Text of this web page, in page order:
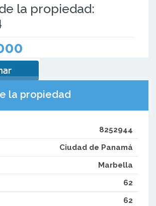
la propiedad:
la propiedad
8252944
Ciudad de Panamá
Marbella
62
62